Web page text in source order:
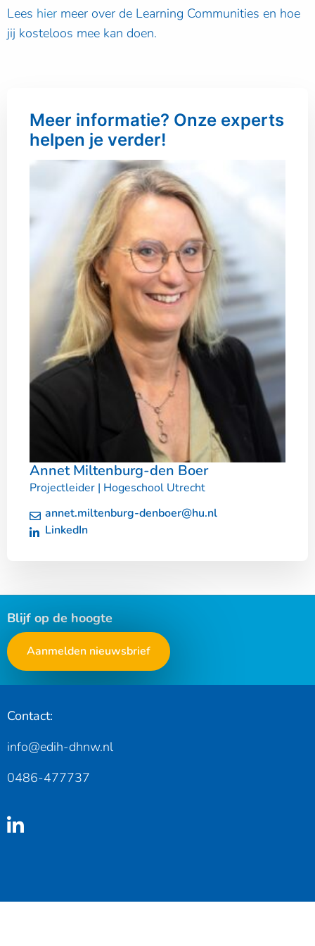
Lees hier meer over de Learning Communities en hoe
jij kosteloos mee kan doen.
Meer informatie? Onze experts
helpen je verder!
Annet Miltenburg-den Boer
Projectleider | Hogeschool Utrecht
annet.miltenburg-denboer@hu.nl
LinkedIn
Blijf op de hoogte
Aanmelden nieuwsbrief
Contact:
info@edih-dhnw.nl
0486-477737
Linkedin